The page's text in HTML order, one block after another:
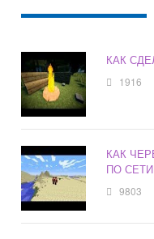
КАК
1916
КАК
ПО СЕТИ
9803